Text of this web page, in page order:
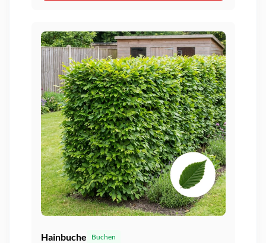
Hainbuche Buchen